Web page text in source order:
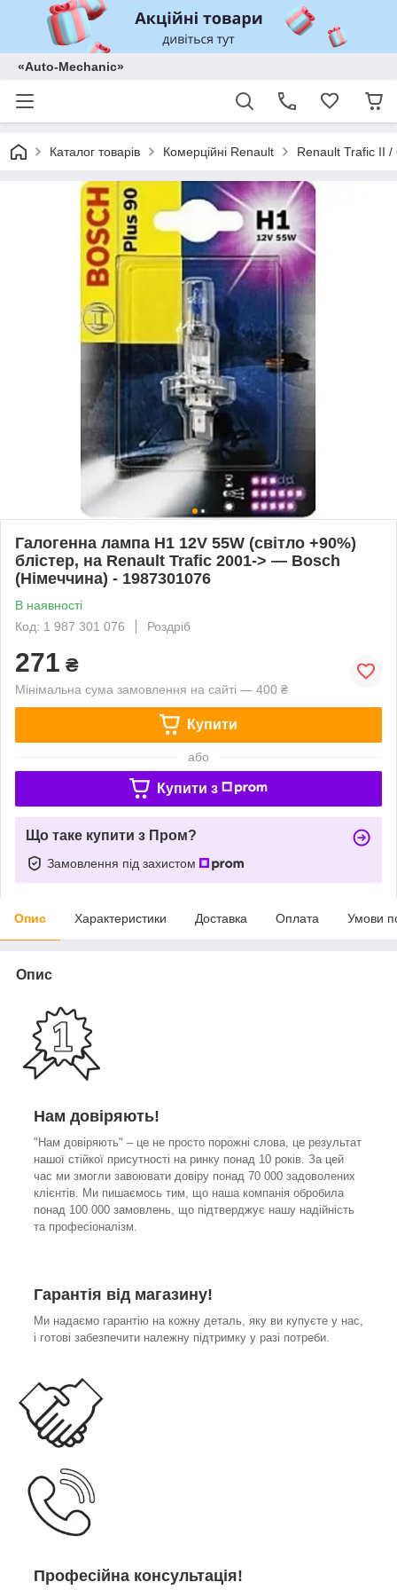
«Auto-Mechanic»
Каталог товарів Комерційні Renault Renault Trafic II
Галогенна лампа H1 12V 55W (світло +90%)
блістер, на Renault Trafic 2001-> — Bosch
(Німеччина) - 1987301076
В наявності
Код: 1 987 301 076
Роздріб
271 ₴
Мінімальна сума замовлення на сайті — 400 ₴
Купити
або
Купити з
Що таке купити з Пром?
Замовлення під захистом
Опис Характеристики Доставка Оплата Умови
Опис
Нам довіряють!
"Нам довіряють" – це не просто порожні слова, це результат
нашої стійкої присутності на ринку понад 10 років. За цей
час ми змогли завоювати довіру понад 70 000 задоволених
клієнтів. Ми пишаємось тим, що наша компанія обробила
понад 100 000 замовлень, що підтверджує нашу надійність
та професіоналізм.
Гарантія від магазину!
Ми надаємо гарантію на кожну деталь, яку ви купуєте у нас,
і готові забезпечити належну підтримку у разі потреби.
Професійна консультація!